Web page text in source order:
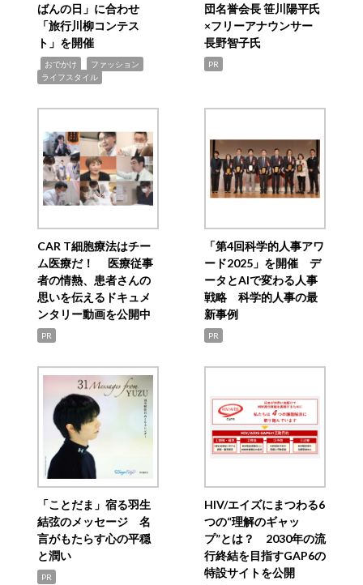
ばんの日」に合わせ
「旅行川柳コンテス
ト」を開催
おでかけ ファッション
ライフスタイル
団名誉会長 笹川陽平氏
×フリーアナウンサー
長野智子氏
PR
CAR T細胞療法はチー
ム医療だ！ 医療従事
者の情熱、患者さんの
思いを伝えるドキュメ
ンタリー動画を公開中
PR
「第4回科学的人事アワ
ード2025」を開催 デ
ータとAIで変わる人事
戦略 科学的人事の最
新事例
PR
「ことだま」宿る羽生
結弦のメッセージ 名
言がもたらす心の平穏
と潤い
PR
HIV/エイズにまつわる6
つの“理解のギャッ
プ”とは？ 2030年の流
行終結を目指すGAP6の
特設サイトを公開